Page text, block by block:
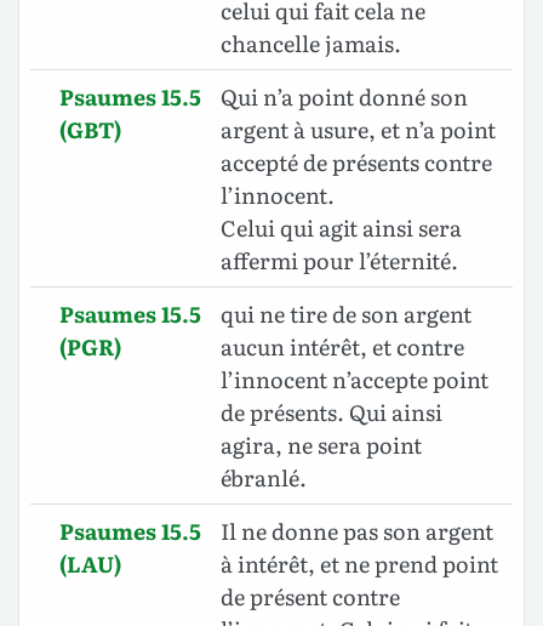
celui qui fait cela ne
chancelle jamais.
Psaumes 15.5
(GBT)
Qui n’a point donné son
argent à usure, et n’a point
accepté de présents contre
l’innocent.
Celui qui agit ainsi sera
affermi pour l’éternité.
Psaumes 15.5
(PGR)
qui ne tire de son argent
aucun intérêt, et contre
l’innocent n’accepte point
de présents. Qui ainsi
agira, ne sera point
ébranlé.
Psaumes 15.5
(LAU)
Il ne donne pas son argent
à intérêt, et ne prend point
de présent contre